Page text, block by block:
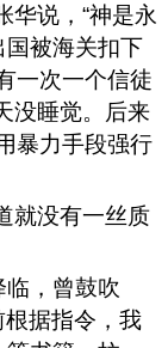
华说，“神是永
被海关扣下
一次一个信徒
没睡觉。后来
暴力手段强行
没有一丝质
，曾鼓吹
据指令，我